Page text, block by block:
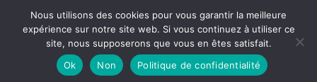
Conception du site :Agence Jus de Citron
Nous utilisons des cookies pour vous garantir la meilleure
expérience sur notre site web. Si vous continuez à utiliser ce
site, nous supposerons que vous en êtes satisfait.
Ok
Non Politique de confidentialité